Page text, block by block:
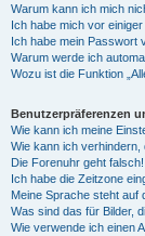
Warum kann ich mich
Ich habe mich vor
Ich habe mein Passwort
Warum werde ich
Wozu ist die Funktion
Benutzerpräferenzen
Wie kann ich meine
Wie kann ich
Die Forenuhr geht falsch!
Ich habe die Zeitzone
Meine Sprache steht auf
Was sind das für Bilder,
Wie verwende ich einen